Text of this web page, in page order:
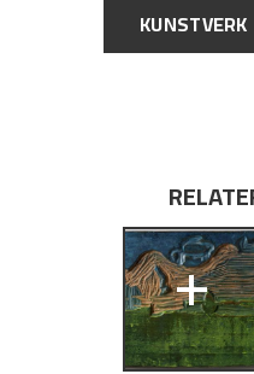
KUNSTVERK
BIBLIOGRAFI
RELATERTE
+